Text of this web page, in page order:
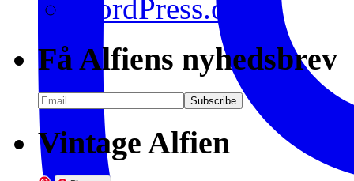
WordPress.org
Få Alfiens nyhedsbrev
Vintage Alfien